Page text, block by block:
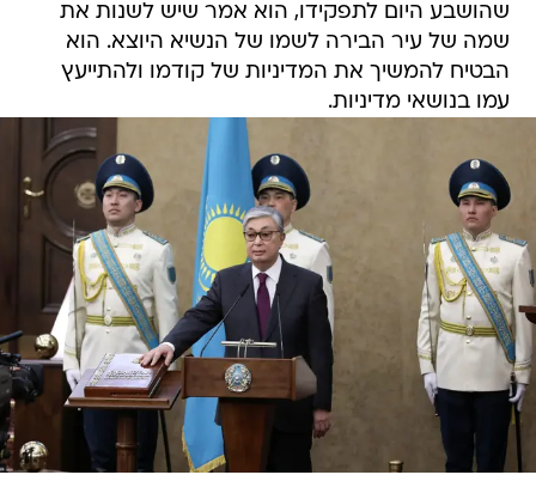
שהושבע היום לתפקידו, הוא אמר שיש לשנות את
שמה של עיר הבירה לשמו של הנשיא היוצא. הוא
הבטיח להמשיך את המדיניות של קודמו ולהתייעץ
עמו בנושאי מדיניות.